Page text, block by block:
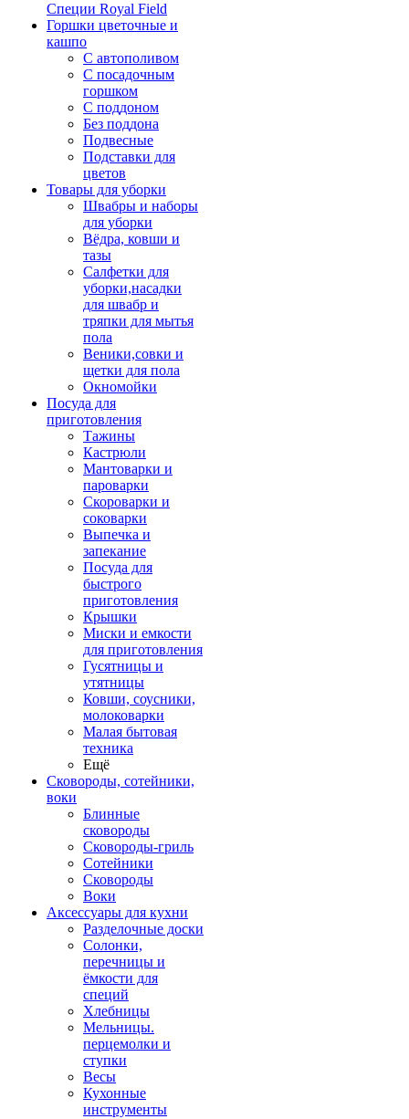
Специи Royal Field
Горшки цветочные и
кашпо
С автополивом
С посадочным
горшком
С поддоном
Без поддона
Подвесные
Подставки для
цветов
Товары для уборки
Швабры и наборы
для уборки
Вёдра, ковши и
тазы
Салфетки для
уборки,насадки
для швабр и
тряпки для мытья
пола
Веники,совки и
щетки для пола
Окномойки
Посуда для
приготовления
Тажины
Кастрюли
Мантоварки и
пароварки
Скороварки и
соковарки
Выпечка и
запекание
Посуда для
быстрого
приготовления
Крышки
Миски и емкости
для приготовления
Гусятницы и
утятницы
Ковши, соусники,
молоковарки
Малая бытовая
техника
Ещё
Сковороды, сотейники,
воки
Блинные
сковороды
Сковороды-гриль
Сотейники
Сковороды
Воки
Аксессуары для кухни
Разделочные доски
Солонки,
перечницы и
ёмкости для
специй
Хлебницы
Мельницы.
перцемолки и
ступки
Весы
Кухонные
инструменты